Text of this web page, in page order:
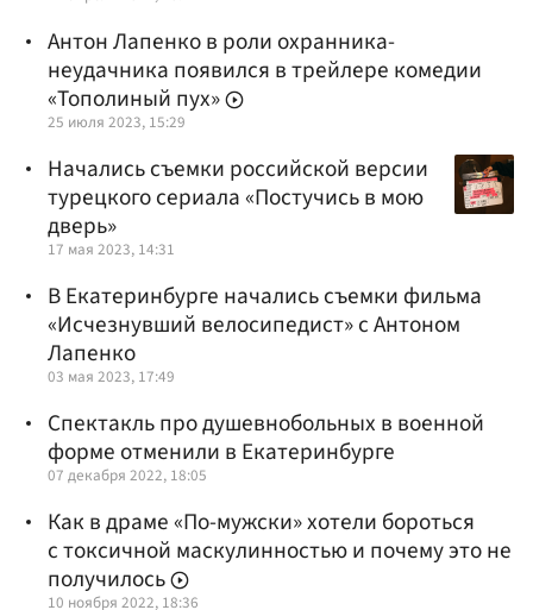
Антон Лапенко в роли охранника-
неудачника появился в трейлере комедии
«Тополиный пух»
25 июля 2023, 15:29
Начались съемки российской версии
турецкого сериала «Постучись в мою
дверь»
17 мая 2023, 14:31
В Екатеринбурге начались съемки фильма
«Исчезнувший велосипедист» с Антоном
Лапенко
03 мая 2023, 17:49
Спектакль про душевнобольных в военной
форме отменили в Екатеринбурге
07 декабря 2022, 18:05
Как в драме «По-мужски» хотели бороться
с токсичной маскулинностью и почему это не
получилось
10 ноября 2022, 18:36